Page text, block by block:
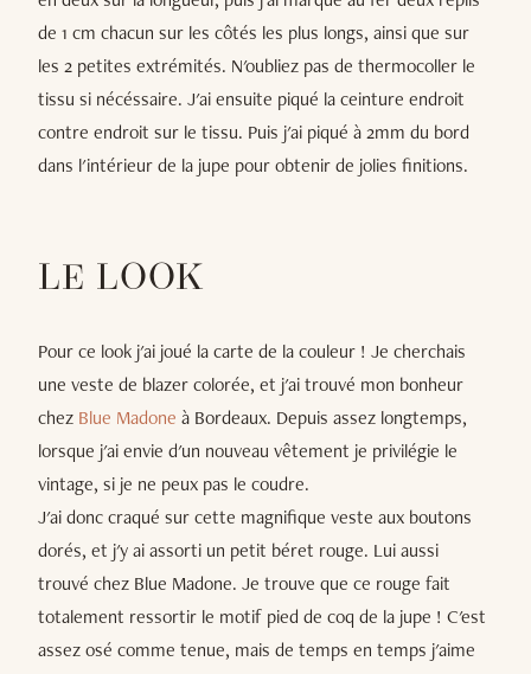
de 1 cm chacun sur les côtés les plus longs, ainsi que sur
les 2 petites extrémités. N'oubliez pas de thermocoller le
tissu si nécéssaire. J'ai ensuite piqué la ceinture endroit
contre endroit sur le tissu. Puis j'ai piqué à 2mm du bord
dans l'intérieur de la jupe pour obtenir de jolies finitions.
LE LOOK
Pour ce look j'ai joué la carte de la couleur ! Je cherchais
une veste de blazer colorée, et j'ai trouvé mon bonheur
chez Blue Madone à Bordeaux. Depuis assez longtemps,
lorsque j'ai envie d'un nouveau vêtement je privilégie le
vintage, si je ne peux pas le coudre.
J'ai donc craqué sur cette magnifique veste aux boutons
dorés, et j'y ai assorti un petit béret rouge. Lui aussi
trouvé chez Blue Madone. Je trouve que ce rouge fait
totalement ressortir le motif pied de coq de la jupe ! C'est
assez osé comme tenue, mais de temps en temps j'aime